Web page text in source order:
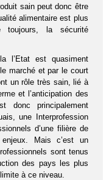
sain peut donc être
alimentaire est plus
toujours, la sécurité
l’Etat est quasiment
marché et par le court
un rôle très sain, lié à
et l’anticipation des
donc principalement
une Interprofession
d’une filière de
Mais c’est un
sont tenus
des pays les plus
à ce niveau.